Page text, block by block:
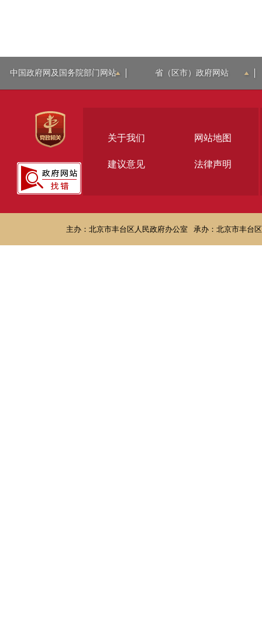
中国政府网及国务院部门网站 省（区市）政府网站
关于我们 网站地图
建议意见 法律声明
主办：北京市丰台区人民政府办公室 承办：北京市丰台